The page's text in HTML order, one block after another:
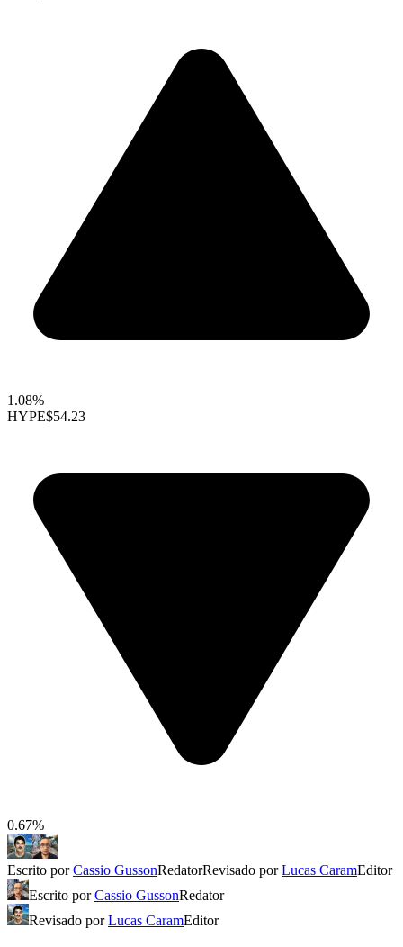
1.08%
HYPE$54.23
0.67%
Escrito porCassio GussonRedatorRevisado porLucas CaramEditor
Escrito porCassio GussonRedator
Revisado porLucas CaramEditor